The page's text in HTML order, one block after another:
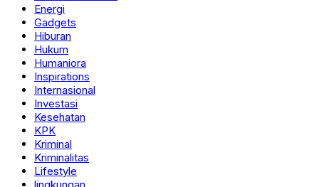
Energi
Gadgets
Hiburan
Hukum
Humaniora
Inspirations
Internasional
Investasi
Kesehatan
KPK
Kriminal
Kriminalitas
Lifestyle